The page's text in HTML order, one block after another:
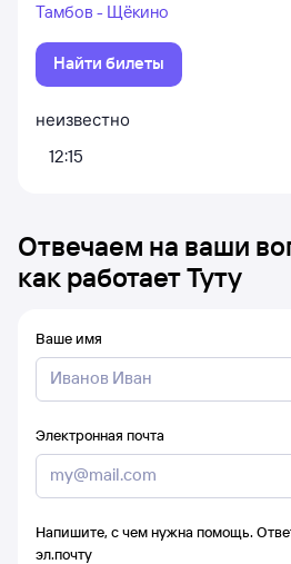
Тамбов - Щёкино
Найти билеты
неизвестно
12:15
Отвечаем на ваши
как работает Туту
Ваше имя
Электронная почта
Напишите, с чем нужна помощь.
эл.почту